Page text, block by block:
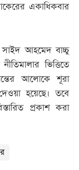
একাধিকবার
সাইদ আহমেদ বাচ্চু
ভিত্তিতে
আলোকে শূরা
হয়েছে। তবে
প্রকাশ করা